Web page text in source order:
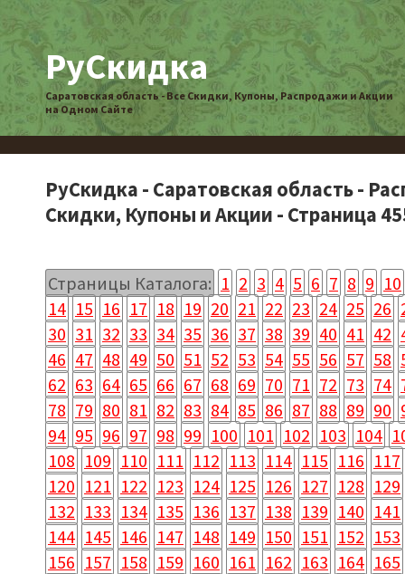
РуСкидка
Саратовская область - Все Скидки, Купоны, Распродажи и Акции
на Одном Сайте
РуСкидка - Саратовская область -
Скидки, Купоны и Акции - Страница
Страницы Каталога: 1 2 3 4 5 6 7 8 9 10
14 15 16 17 18 19 20 21 22 23 24 25 26
30 31 32 33 34 35 36 37 38 39 40 41 42
46 47 48 49 50 51 52 53 54 55 56 57 58
62 63 64 65 66 67 68 69 70 71 72 73 74
78 79 80 81 82 83 84 85 86 87 88 89 90
94 95 96 97 98 99 100 101 102 103 104
108 109 110 111 112 113 114 115 116 117
120 121 122 123 124 125 126 127 128 129
132 133 134 135 136 137 138 139 140 141
144 145 146 147 148 149 150 151 152 153
156 157 158 159 160 161 162 163 164 165